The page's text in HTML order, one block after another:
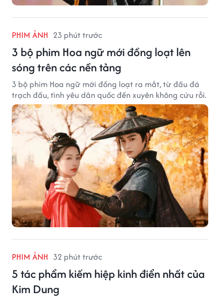
PHIM ẢNH 23 phút trước
3 bộ phim Hoa ngữ mới đồng loạt lên
sóng trên các nền tảng
3 bộ phim Hoa ngữ mới đồng loạt ra mắt, từ đấu đá
trạch đấu, tình yêu dân quốc đến xuyên không cứu rỗi.
PHIM ẢNH 32 phút trước
5 tác phẩm kiếm hiệp kinh điển nhất của
Kim Dung